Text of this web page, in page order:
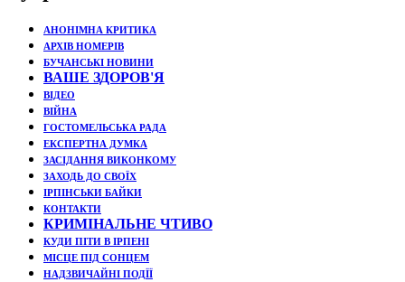
АНОНІМНА КРИТИКА
АРХІВ НОМЕРІВ
БУЧАНСЬКІ НОВИНИ
ВАШЕ ЗДОРОВ'Я
ВІДЕО
ВІЙНА
ГОСТОМЕЛЬСЬКА РАДА
ЕКСПЕРТНА ДУМКА
ЗАСІДАННЯ ВИКОНКОМУ
ЗАХОДЬ ДО СВОЇХ
ІРПІНСЬКИ БАЙКИ
КОНТАКТИ
КРИМІНАЛЬНЕ ЧТИВО
КУДИ ПІТИ В ІРПЕНІ
МІСЦЕ ПІД СОНЦЕМ
НАДЗВИЧАЙНІ ПОДЇЇ